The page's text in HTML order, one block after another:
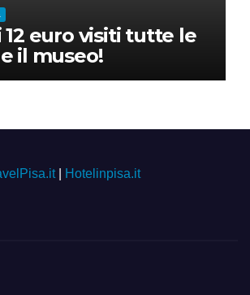
12 euro visiti tutte le
il museo!
| Hotelinpisa.it